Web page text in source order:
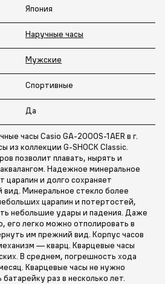
Япония
Наручные часы
Мужские
Спортивные
Да
часы Casio GA-2000S-1AER в г.
из коллекции G-SHOCK Classic.
позволит плавать, нырять и
Надежное минеральное
царапин и долго сохраняет
вид. Минеральное стекло более
царапин и потертостей,
небольшие удары и падения. Даже
его легко можно отполировать в
им прежний вид. Корпус часов
— кварц. Кварцевые часы
В среднем, погрешность хода
Кварцевые часы не нужно
раз в несколько лет.